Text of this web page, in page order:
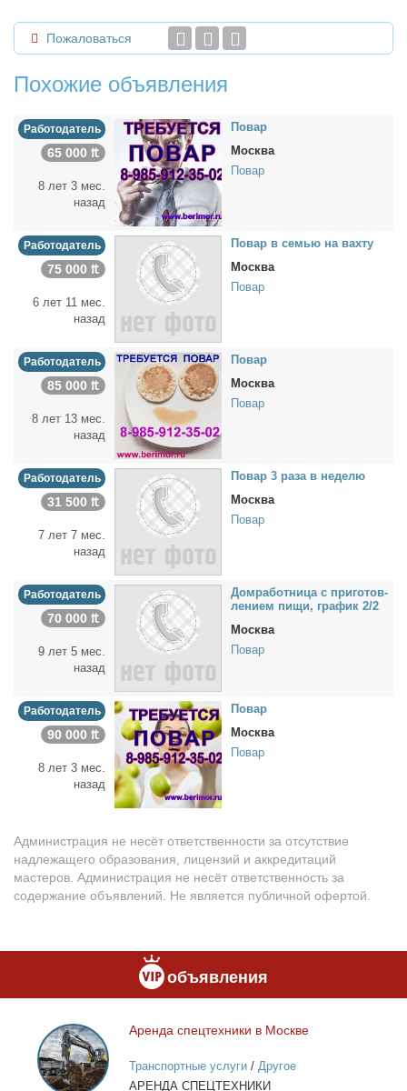
Пожаловаться
Похожие объявления
Работодатель
65 000 ₶
8 лет 3 мес.
назад
По­вар
Москва
Повар
Работодатель
75 000 ₶
6 лет 11 мес.
назад
По­вар в се­мью на вах­ту
Москва
Повар
Работодатель
85 000 ₶
8 лет 13 мес.
назад
По­вар
Москва
Повар
Работодатель
31 500 ₶
7 лет 7 мес.
назад
По­вар 3 ра­за в неде­лю
Москва
Повар
Работодатель
70 000 ₶
9 лет 5 мес.
назад
Дом­ра­бот­ни­ца с при­го­тов­
ле­ни­ем пи­щи, гра­фик 2/2
Москва
Повар
Работодатель
90 000 ₶
8 лет 3 мес.
назад
По­вар
Москва
Повар
Администрация не несёт ответственности за отсутствие
надлежащего образования, лицензий и аккредитаций
мастеров. Администрация не несёт ответственность за
содержание объявлений. Не является публичной офертой.
объявления
Аренда
спецтехники
в
Арен­да спец­тех­ни­ки в Москве
Транспортные услуги/ Другое
АРЕНДА СПЕЦТЕХНИКИ